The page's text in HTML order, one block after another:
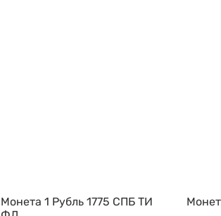
Монета 1 Рубль 1775 СПБ TИ